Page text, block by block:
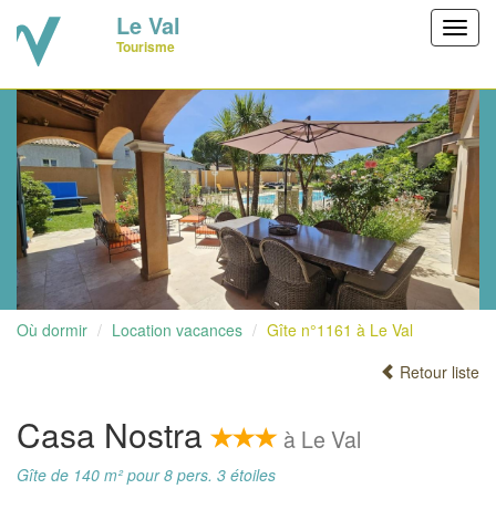
Le Val
Tourisme
Où dormir Location vacances
Gîte n°1161 à Le Val
Retour liste
Casa Nostra à Le Val
Gîte de 140 m² pour 8 pers. 3 étoiles